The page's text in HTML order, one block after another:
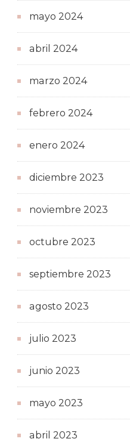
mayo 2024
abril 2024
marzo 2024
febrero 2024
enero 2024
diciembre 2023
noviembre 2023
octubre 2023
septiembre 2023
agosto 2023
julio 2023
junio 2023
mayo 2023
abril 2023